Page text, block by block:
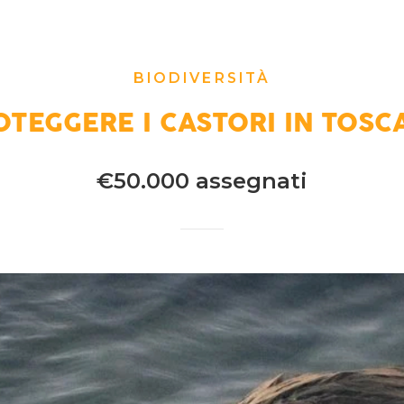
BIODIVERSITÀ
I CASTORI IN
€50.000 assegnati